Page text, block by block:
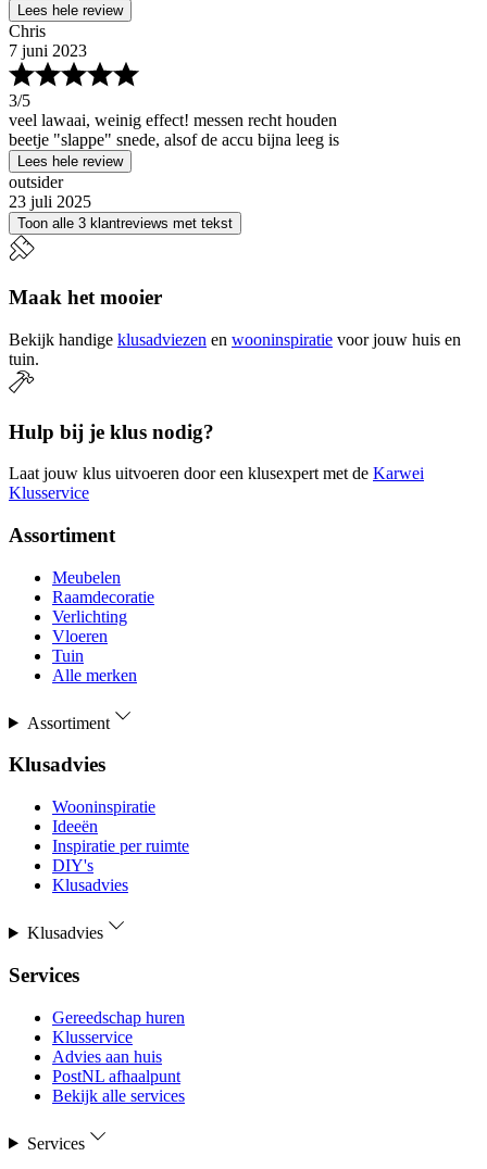
Lees hele review
Chris
7 juni 2023
3/5
veel lawaai, weinig effect! messen recht houden
beetje "slappe" snede, alsof de accu bijna leeg is
Lees hele review
outsider
23 juli 2025
Toon alle 3 klantreviews met tekst
Maak het mooier
Bekijk handige klusadviezen en wooninspiratie voor jouw huis en
tuin.
Hulp bij je klus nodig?
Laat jouw klus uitvoeren door een klusexpert met de Karwei
Klusservice
Assortiment
Meubelen
Raamdecoratie
Verlichting
Vloeren
Tuin
Alle merken
Assortiment
Klusadvies
Wooninspiratie
Ideeën
Inspiratie per ruimte
DIY's
Klusadvies
Klusadvies
Services
Gereedschap huren
Klusservice
Advies aan huis
PostNL afhaalpunt
Bekijk alle services
Services